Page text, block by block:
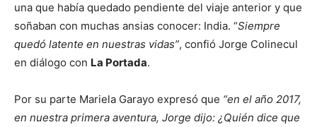
una que había quedado pendiente del viaje anterior y que
soñaban con muchas ansias conocer: India. “Siempre
quedó latente en nuestras vidas”, confió Jorge Colinecul
en diálogo con La Portada.
Por su parte Mariela Garayo expresó que “en el año 2017,
en nuestra primera aventura, Jorge dijo: ¿Quién dice que